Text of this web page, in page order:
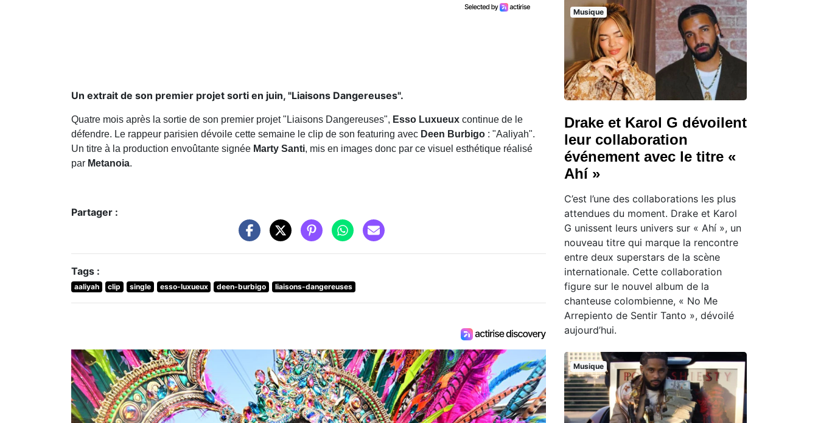
Un extrait de son premier projet sorti en juin, "Liaisons Dangereuses".
Quatre mois après la sortie de son premier projet "Liaisons Dangereuses", Esso Luxueux continue de le
défendre. Le rappeur parisien dévoile cette semaine le clip de son featuring avec Deen Burbigo : "Aaliyah".
Un titre à la production envoûtante signée Marty Santi, mis en images donc par ce visuel esthétique réalisé
par Metanoia.
Partager :
Tags :
aaliyah clip single esso-luxueux deen-burbigo liaisons-dangereuses
Musique
Drake et Karol G dévoilent
leur collaboration
événement avec le titre «
Ahí »
C’est l’une des collaborations les plus
attendues du moment. Drake et Karol
G unissent leurs univers sur « Ahí », un
nouveau titre qui marque la rencontre
entre deux superstars de la scène
internationale. Cette collaboration
figure sur le nouvel album de la
chanteuse colombienne, « No Me
Arrepiento de Sentir Tanto », dévoilé
aujourd’hui.
Musique